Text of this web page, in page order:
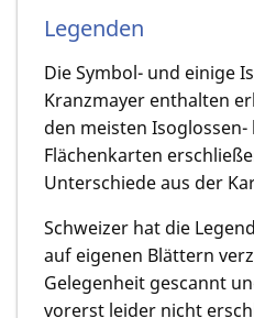
Legenden
Die Symbol- und einige
Kranzmayer enthalten
den meisten Isoglossen-
Flächenkarten
Unterschiede aus der
Schweizer hat die
auf eigenen Blättern
Gelegenheit gescannt
vorerst leider nicht